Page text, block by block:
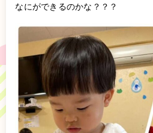
なにができるのかな？？？